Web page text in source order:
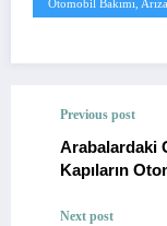
Otomobil Bakımı,
Previous post
Arabalardaki
Kapıların
Next post